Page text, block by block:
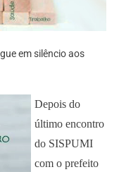
em silêncio aos
Depois do
último encontro
do SISPUMI
com o prefeito